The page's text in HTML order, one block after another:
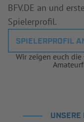
BFV.DE an und
Spielerprofil.
SPIELERPROFIL
Wir zeigen euch
UNSERE